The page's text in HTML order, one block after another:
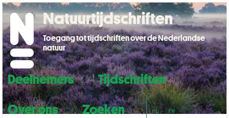
Deelnemers
Tijdschriften
Over ons
Zoeken NL EN
Natuurtijdschriften
Toegang tot tijdschriften over de Nederlandse
natuur